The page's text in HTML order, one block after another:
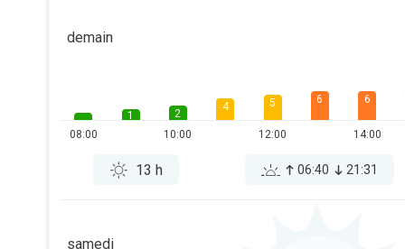
demain
08:00
1
2
10:00
4 5
12:00
6 6
14:00
13 h 06:40 21:31
samedi